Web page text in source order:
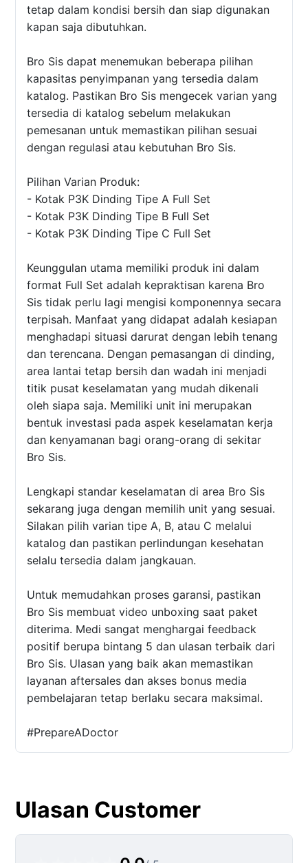
tetap dalam kondisi bersih dan siap digunakan
kapan saja dibutuhkan.
Bro Sis dapat menemukan beberapa pilihan
kapasitas penyimpanan yang tersedia dalam
katalog. Pastikan Bro Sis mengecek varian yang
tersedia di katalog sebelum melakukan
pemesanan untuk memastikan pilihan sesuai
dengan regulasi atau kebutuhan Bro Sis.
Pilihan Varian Produk:
- Kotak P3K Dinding Tipe A Full Set
- Kotak P3K Dinding Tipe B Full Set
- Kotak P3K Dinding Tipe C Full Set
Keunggulan utama memiliki produk ini dalam
format Full Set adalah kepraktisan karena Bro
Sis tidak perlu lagi mengisi komponennya secara
terpisah. Manfaat yang didapat adalah kesiapan
menghadapi situasi darurat dengan lebih tenang
dan terencana. Dengan pemasangan di dinding,
area lantai tetap bersih dan wadah ini menjadi
titik pusat keselamatan yang mudah dikenali
oleh siapa saja. Memiliki unit ini merupakan
bentuk investasi pada aspek keselamatan kerja
dan kenyamanan bagi orang-orang di sekitar
Bro Sis.
Lengkapi standar keselamatan di area Bro Sis
sekarang juga dengan memilih unit yang sesuai.
Silakan pilih varian tipe A, B, atau C melalui
katalog dan pastikan perlindungan kesehatan
selalu tersedia dalam jangkauan.
Untuk memudahkan proses garansi, pastikan
Bro Sis membuat video unboxing saat paket
diterima. Medi sangat menghargai feedback
positif berupa bintang 5 dan ulasan terbaik dari
Bro Sis. Ulasan yang baik akan memastikan
layanan aftersales dan akses bonus media
pembelajaran tetap berlaku secara maksimal.
#PrepareADoctor
Ulasan Customer